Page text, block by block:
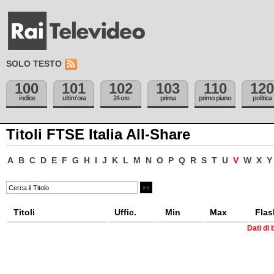
SOLO TESTO
100
indice
101
ultim'ora
102
24 ore
103
prima
110
primo piano
120
politica
Titoli FTSE Italia All-Share
A B C D E F G H I J K L M N O P Q R S T U V W X Y
Titoli Uffic. Min Max
Dati di